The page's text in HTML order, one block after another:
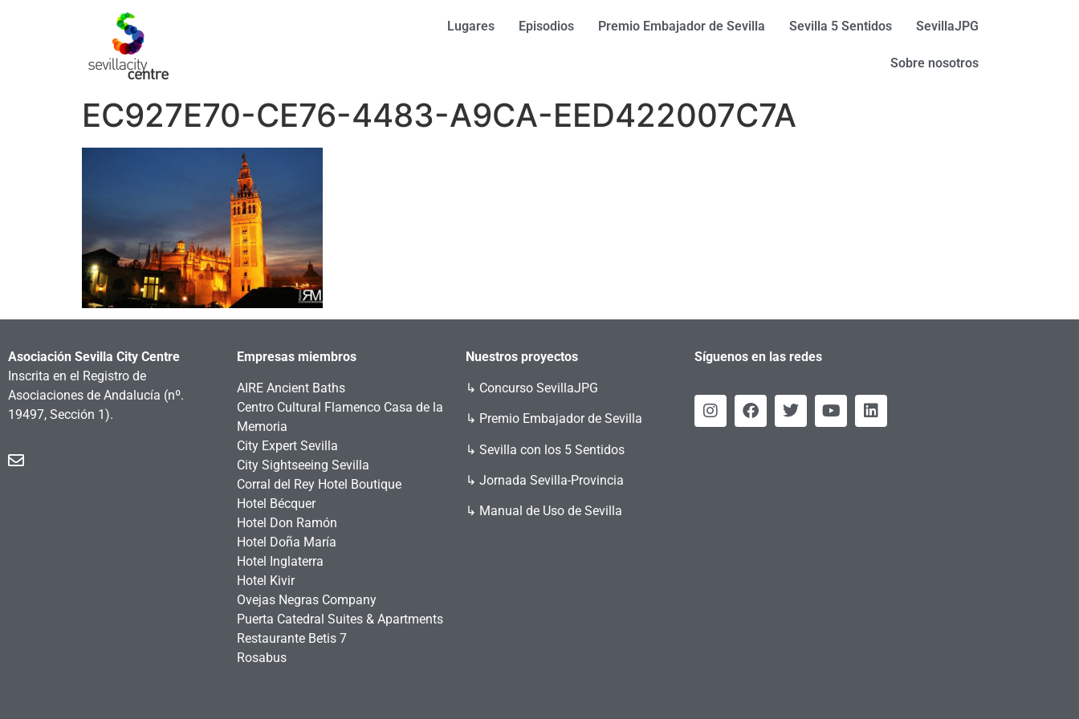
Lugares Episodios Premio Embajador de Sevilla Sevilla 5 Sentidos SevillaJPG
Sobre nosotros
EC927E70-CE76-4483-A9CA-EED422007C7A
Asociación Sevilla City Centre
Inscrita en el Registro de
Asociaciones de Andalucía (nº.
19497, Sección 1).
Empresas miembros
AIRE Ancient Baths
Centro Cultural Flamenco Casa de la
Memoria
City Expert Sevilla
City Sightseeing Sevilla
Corral del Rey Hotel Boutique
Hotel Bécquer
Hotel Don Ramón
Hotel Doña María
Hotel Inglaterra
Hotel Kivir
Ovejas Negras Company
Puerta Catedral Suites & Apartments
Restaurante Betis 7
Rosabus
Nuestros proyectos
↳ Concurso SevillaJPG
↳ Premio Embajador de Sevilla
↳ Sevilla con los 5 Sentidos
↳ Jornada Sevilla-Provincia
↳ Manual de Uso de Sevilla
Síguenos en las redes